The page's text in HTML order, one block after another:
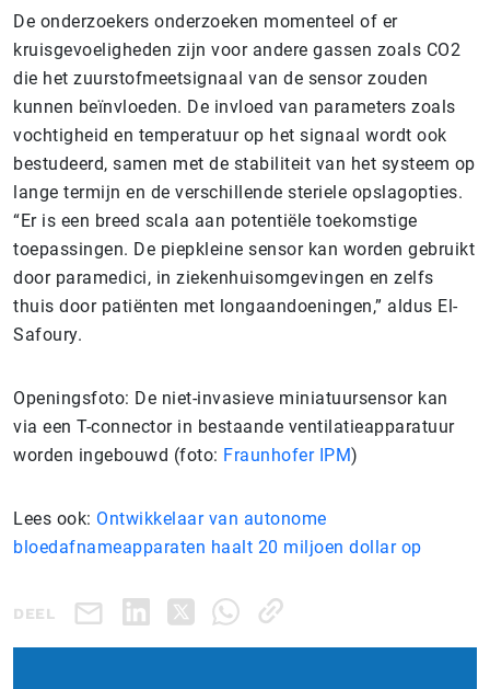
De onderzoekers onderzoeken momenteel of er
kruisgevoeligheden zijn voor andere gassen zoals CO2
die het zuurstofmeetsignaal van de sensor zouden
kunnen beïnvloeden. De invloed van parameters zoals
vochtigheid en temperatuur op het signaal wordt ook
bestudeerd, samen met de stabiliteit van het systeem op
lange termijn en de verschillende steriele opslagopties.
“Er is een breed scala aan potentiële toekomstige
toepassingen. De piepkleine sensor kan worden gebruikt
door paramedici, in ziekenhuisomgevingen en zelfs
thuis door patiënten met longaandoeningen,” aldus El-
Safoury.
Openingsfoto: De niet-invasieve miniatuursensor kan
via een T-connector in bestaande ventilatieapparatuur
worden ingebouwd (foto: Fraunhofer IPM)
Lees ook: Ontwikkelaar van autonome
bloedafnameapparaten haalt 20 miljoen dollar op
DEEL